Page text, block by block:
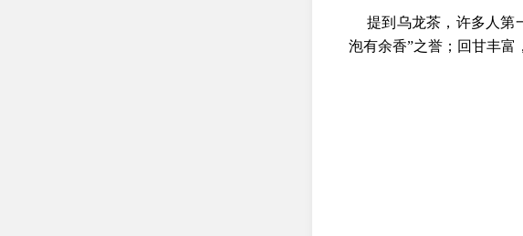
提到乌龙茶，许多人第
泡有余香”之誉；回甘丰富